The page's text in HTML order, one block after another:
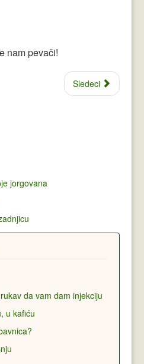
nam pevači!
Sledeci
jorgovana
da vam dam injekciju
u kafiću